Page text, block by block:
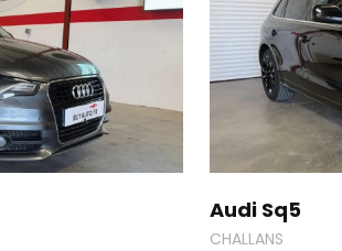
Audi Sq5
CHALLANS